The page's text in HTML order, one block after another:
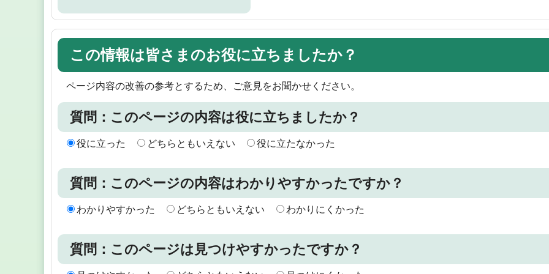
この情報は皆さまのお役に立ちましたか？
ページ内容の改善の参考とするため、ご意見をお聞かせください。
質問：このページの内容は役に立ちましたか？
役に立った どちらともいえない 役に立たなかった
質問：このページの内容はわかりやすかったですか？
わかりやすかった どちらともいえない わかりにくかった
質問：このページは見つけやすかったですか？